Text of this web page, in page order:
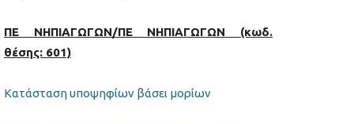
ΠΕ ΝΗΠΙΑΓΩΓΩΝ/ΠΕ ΝΗΠΙΑΓΩΓΩΝ (κωδ.
θέσης: 601)
Κατάσταση υποψηφίων βάσει μορίων